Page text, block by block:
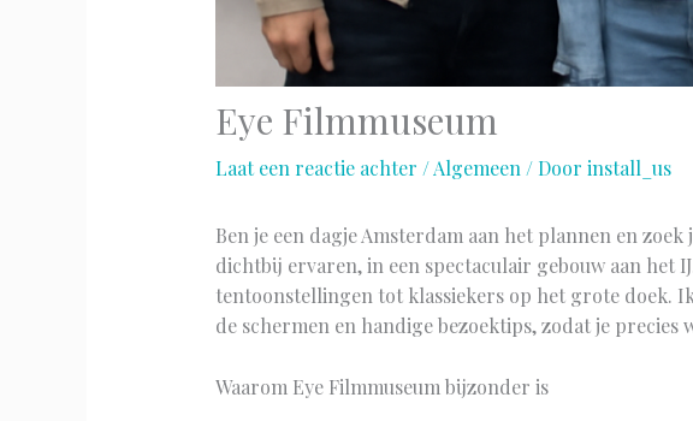
Eye Filmmuseum
Laat een reactie achter /Algemeen / Door install_us
Ben je een dagje Amsterdam aan het plannen en
dichtbij ervaren, in een spectaculair gebouw aan het
tentoonstellingen tot klassiekers op het grote doek.
de schermen en handige bezoektips, zodat je precies
Waarom Eye Filmmuseum bijzonder is